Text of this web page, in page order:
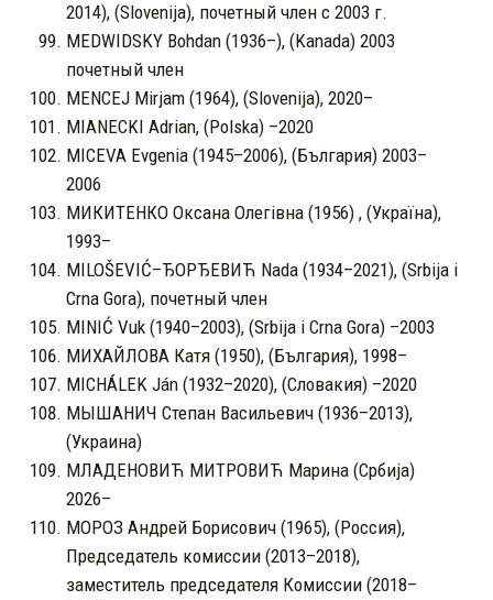
2014), (Slovenija), почетный член с 2003 г.
MEDWIDSKY Bohdan (1936–), (Kanada) 2003
почетный член
MENCEJ Mirjam (1964), (Slovenijа), 2020–
MIANECKI Adrian, (Polska) –2020
MICEVA Evgenia (1945–2006), (България) 2003–
2006
МИКИТЕНКО Оксана Олегівна (1956) , (Україна),
1993–
MILOŠEVIĆ–ЂОРЂЕВИЋ Nada (1934–2021), (Srbija i
Crna Gora), почетный член
MINIĆ Vuk (1940–2003), (Srbija i Crna Gora) –2003
МИХАЙЛОВА Катя (1950), (България), 1998–
MICHÁLEK Ján (1932–2020), (Словакия) –2020
МЫШАНИЧ Степан Васильевич (1936–2013),
(Украина)
МЛАДЕНОВИЋ МИТРОВИЋ Марина (Србија)
2026–
МОРОЗ Андрей Борисович (1965), (Россия),
Председатель комиссии (2013–2018),
заместитель председателя Комиссии (2018–